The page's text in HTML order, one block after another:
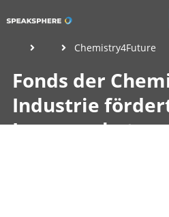
Chemistry4Future
Fonds der
Industrie
Lernangebot